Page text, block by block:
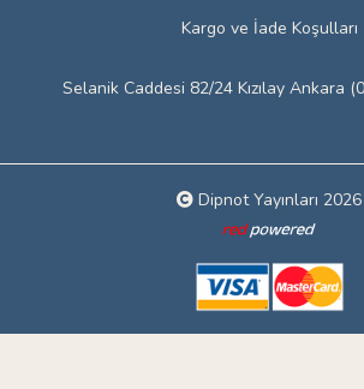
Kargo ve İade Koşulları
Selanik Caddesi 82/24 Kızılay Ankara
Dipnot Yayınları 2026